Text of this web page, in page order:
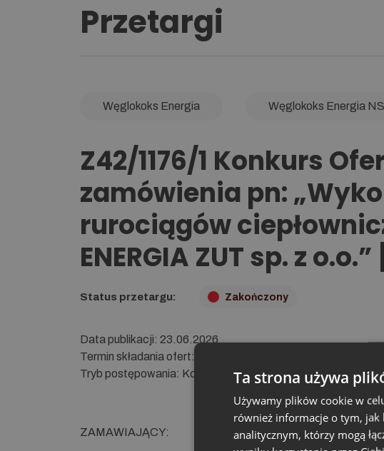
Przetargi
Węglokoks Energia Węglokoks Energia
Z42/1176/1 Konkurs
zamówienia pn:
rurociągów
ENERGIA ZUT sp. z
Status przetargu: Zakończony
Da­ta pu­bli­ka­cji: 23.06.2026
Ter­min skła­da­nia ofert: do dnia 30.06.2026r. do godz. 10:00
Tryb po­stę­po­wa­nia: Konkurs Ofert z ogłoszeniem z
ZAMAWIAJĄCY:
Ta strona używa
Używamy plików cookie w
również informacje o tym,
analitycznym, którzy mogą